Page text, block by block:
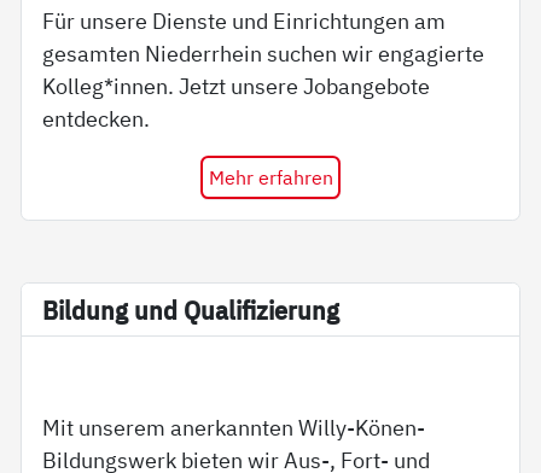
Für unsere Dienste und Einrichtungen am
gesamten Niederrhein suchen wir engagierte
Kolleg*innen. Jetzt unsere Jobangebote
entdecken.
Mehr erfahren
Bil­dung und Qua­li­fi­zie­rung
Mit unserem anerkannten Willy-Könen-
Bildungswerk bieten wir Aus-, Fort- und